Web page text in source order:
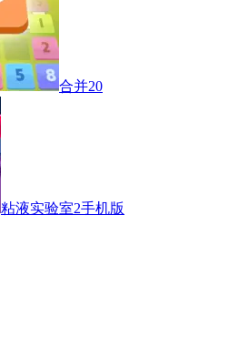
合并20
粘液实验室2手机版